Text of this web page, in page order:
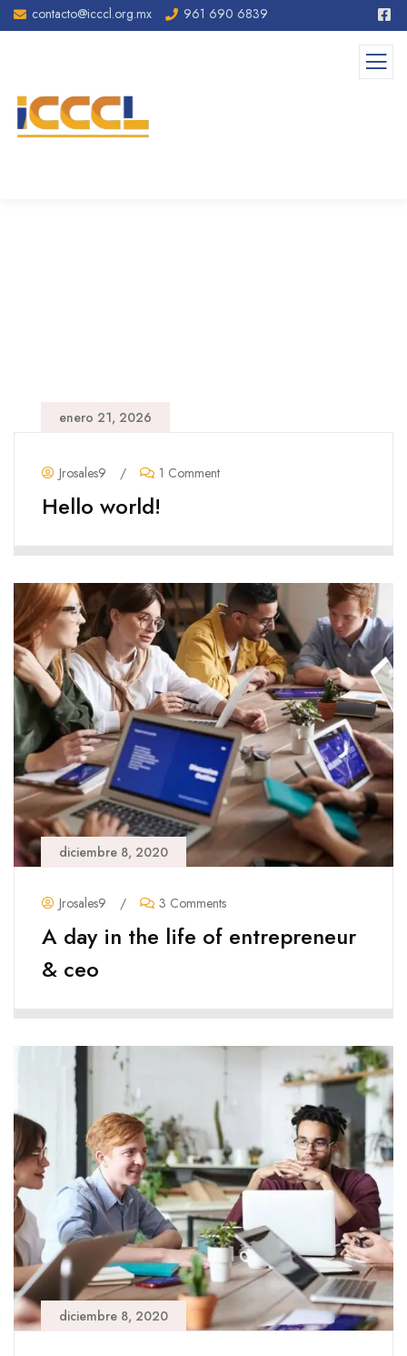
contacto@icccl.org.mx 961 690 6839
enero 21, 2026
Jrosales9 / 1 Comment
Hello world!
diciembre 8, 2020
Jrosales9 / 3 Comments
A day in the life of entrepreneur
& ceo
diciembre 8, 2020